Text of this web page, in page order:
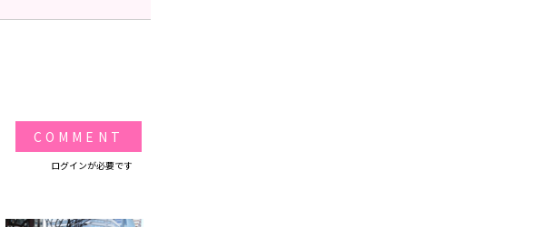
COMMENT
ログインが必要です